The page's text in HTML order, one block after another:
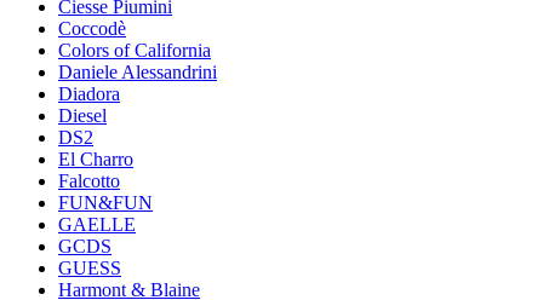
Ciesse Piumini
Coccodè
Colors of California
Daniele Alessandrini
Diadora
Diesel
DS2
El Charro
Falcotto
FUN&FUN
GAELLE
GCDS
GUESS
Harmont & Blaine